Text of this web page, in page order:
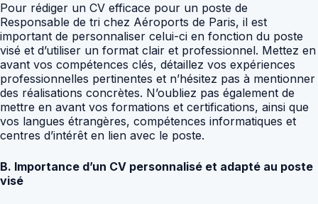
Pour rédiger un CV efficace pour un poste de
Responsable de tri chez Aéroports de Paris, il est
important de personnaliser celui-ci en fonction du poste
visé et d’utiliser un format clair et professionnel. Mettez en
avant vos compétences clés, détaillez vos expériences
professionnelles pertinentes et n’hésitez pas à mentionner
des réalisations concrètes. N’oubliez pas également de
mettre en avant vos formations et certifications, ainsi que
vos langues étrangères, compétences informatiques et
centres d’intérêt en lien avec le poste.
B. Importance d’un CV personnalisé et adapté au poste
visé